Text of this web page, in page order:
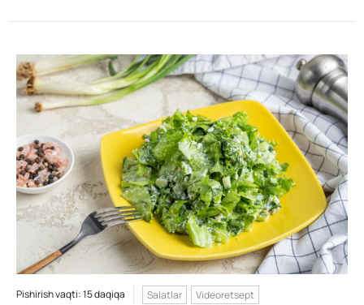
Pishirish vaqti: 15 daqiqa Salatlar Videoretsept